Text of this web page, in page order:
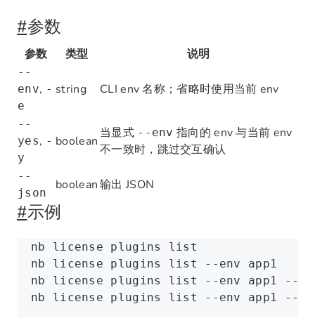
#参数
参数 类型 说明
--
env, -
e
string CLI env 名称；省略时使用当前 env
--
yes, -
y
boolean
当显式 --env 指向的 env 与当前 env
不一致时，跳过交互确认
--
json
boolean输出 JSON
#示例
nb license plugins
list
nb license plugins list --env app1
nb license plugins list --env app1 --
nb license plugins list --env app1 --